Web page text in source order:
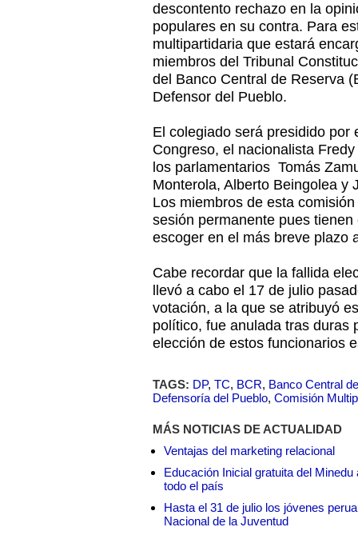
descontento rechazo en la
populares en su contra. Para
multipartidaria que estará
miembros del Tribunal
del Banco Central de Reserva
Defensor del Pueblo.
El colegiado será presidido por
Congreso, el nacionalista
los parlamentarios Tomás
Monterola, Alberto Beingolea y
Los miembros de esta
sesión permanente pues
escoger en el más breve plazo
Cabe recordar que la fallida
llevó a cabo el 17 de julio
votación, a la que se atribuyó
político, fue anulada tras duras
elección de estos funcionarios
TAGS: DP, TC, BCR, Banco Central
Defensoría del Pueblo, Comisión
MÁS NOTICIAS DE ACTUALIDAD
Ventajas del marketing relacional
Educación Inicial gratuita del
todo el país
Hasta el 31 de julio los jóvenes
Nacional de la Juventud